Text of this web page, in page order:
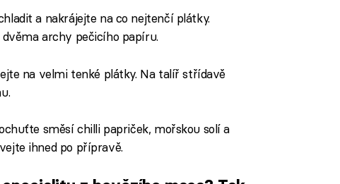
a nakrájejte na co nejtenčí plátky.
archy pečicího papíru.
na velmi tenké plátky. Na talíř střídavě
směsí chilli papriček, mořskou solí a
ihned po přípravě.